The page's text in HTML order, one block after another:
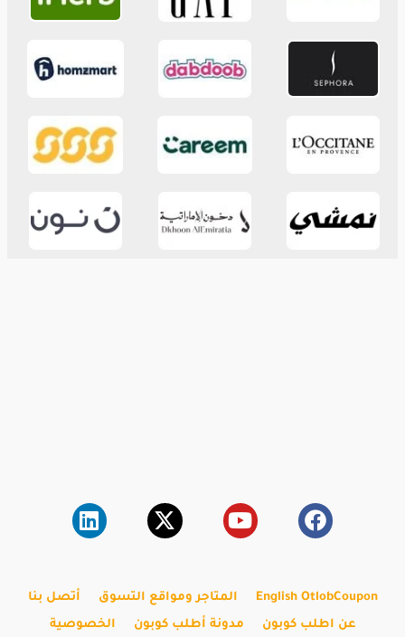
English OtlobCoupon المتاجر ومواقع التسوق
أتصل بنا
عن اطلب كوبون
مدونة أطلب كوبون الخصوصية